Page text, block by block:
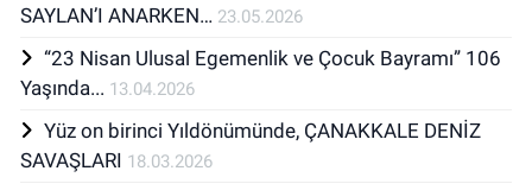
SAYLAN’I ANARKEN… 23.05.2026
“23 Nisan Ulusal Egemenlik ve Çocuk Bayramı” 106
Yaşında... 13.04.2026
Yüz on birinci Yıldönümünde, ÇANAKKALE DENİZ
SAVAŞLARI 18.03.2026